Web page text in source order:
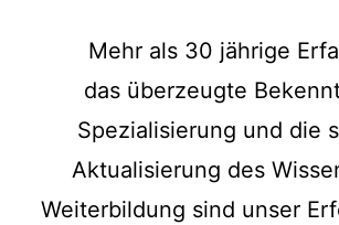
Mehr als 30 jährige
das überzeugte
Spezialisierung und die
Aktualisierung des
Weiterbildung sind unser